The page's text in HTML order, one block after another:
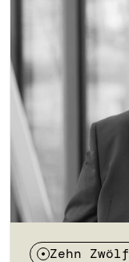
Zehn Zwölf